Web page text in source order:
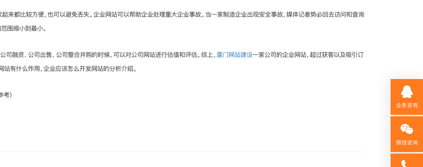
业务咨询
微信咨询
来都比较方便，也可以避免丢失。企业网站可以帮助企业处理重大企业事故。当一家制造企业出现安全事故，媒体记者势必回去访问和查询
围缩小到最小。
融资、公司出售、公司整合并购的时候，可以对公司网站进行估值和评估。综上， 厦门网站建设一家公司的企业网站，超过获客以及吸引订
站有什么作用，企业应该怎么开发网站的分析介绍。
）